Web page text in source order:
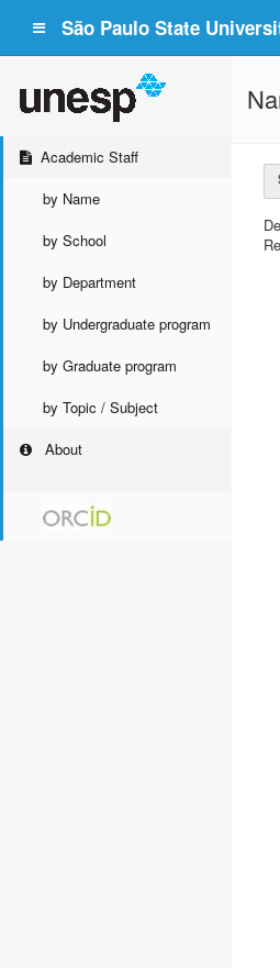
São Paulo State
Academic Staff
by Name
by School
by Department
by Undergraduate program
by Graduate program
by Topic / Subject
About